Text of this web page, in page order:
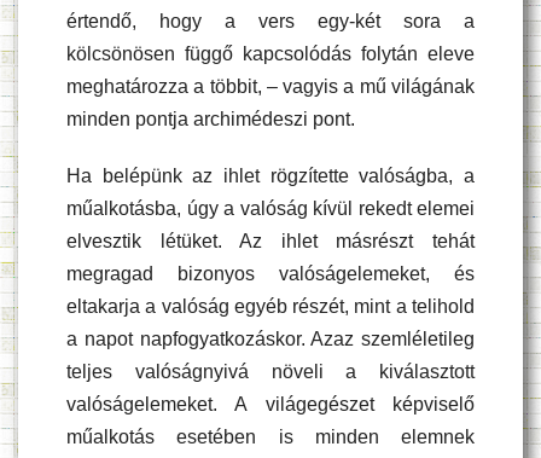
értendő, hogy a vers egy-két sora a
kölcsönösen függő kapcsolódás folytán eleve
meghatározza a többit, – vagyis a mű világának
minden pontja archimédeszi pont.
Ha belépünk az ihlet rögzítette valóságba, a
műalkotásba, úgy a valóság kívül rekedt elemei
elvesztik létüket. Az ihlet másrészt tehát
megragad bizonyos valóságelemeket, és
eltakarja a valóság egyéb részét, mint a telihold
a napot napfogyatkozáskor. Azaz szemléletileg
teljes valóságnyivá növeli a kiválasztott
valóságelemeket. A világegészet képviselő
műalkotás esetében is minden elemnek